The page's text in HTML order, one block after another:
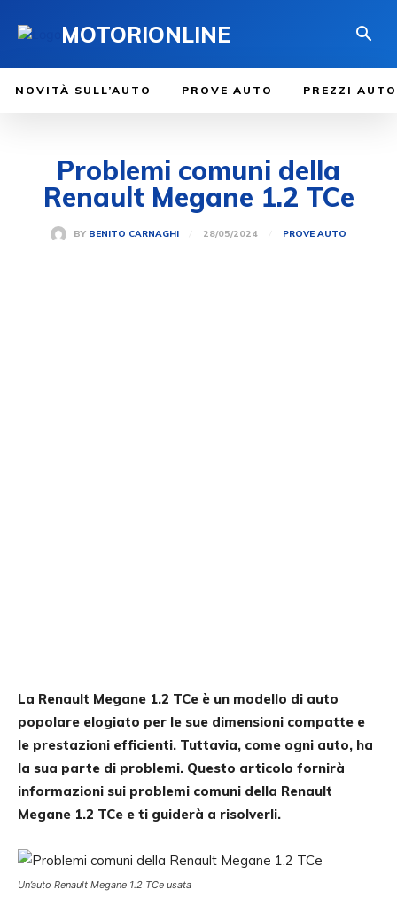
MOTORIONLINE
NOVITÀ SULL’AUTO PROVE AUTO PREZZI AUTO
Problemi comuni della
Renault Megane 1.2 TCe
BY BENITO CARNAGHI 28/05/2024 PROVE AUTO
La Renault Megane 1.2 TCe è un modello di auto
popolare elogiato per le sue dimensioni compatte e
le prestazioni efficienti. Tuttavia, come ogni auto, ha
la sua parte di problemi. Questo articolo fornirà
informazioni sui problemi comuni della Renault
Megane 1.2 TCe e ti guiderà a risolverli.
Un’auto Renault Megane 1.2 TCe usata